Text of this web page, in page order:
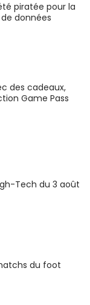
piratée pour la
données
des cadeaux,
Game Pass
Tech du 3 août
du foot